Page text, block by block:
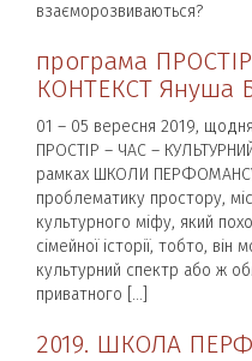
взаєморозвиваються?
програма
КОНТЕКСТ Януша
01 – 05 вересня 2019,
ПРОСТІР – ЧАС –
рамках ШКОЛИ
проблематику простору,
культурного міфу, який
сімейної історії, тобто,
культурний спектр або ж
приватного […]
2019. ШКОЛА